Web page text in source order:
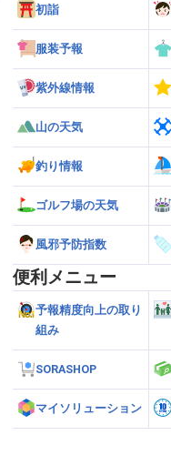
初詣
服装予報
紫外線情報
山の天気
釣り情報
ゴルフ場の天気
風邪予防指数
便利メニュー
予報精度向上の取り
組み
SORASHOP
マイソリューション